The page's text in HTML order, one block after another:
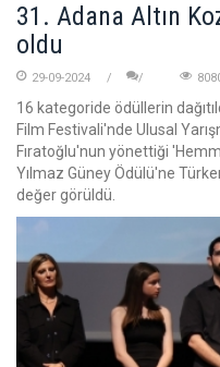
31. Adana Altın
oldu
29-09-2024
16 kategoride ödüllerin
Film Festivali'nde Ulusal
Fıratoğlu'nun yönettiği
Yılmaz Güney Ödülü'ne Türker
değer görüldü.